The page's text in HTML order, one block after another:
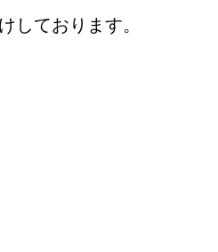
しております。